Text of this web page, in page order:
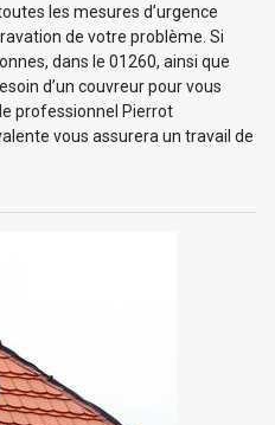
les mesures d’urgence
de votre problème. Si
dans le 01260, ainsi que
d’un couvreur pour vous
professionnel Pierrot
vous assurera un travail de